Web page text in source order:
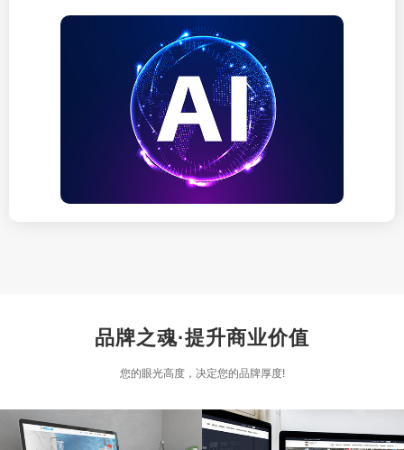
品牌之魂·提升商业价值
您的眼光高度，决定您的品牌厚度!